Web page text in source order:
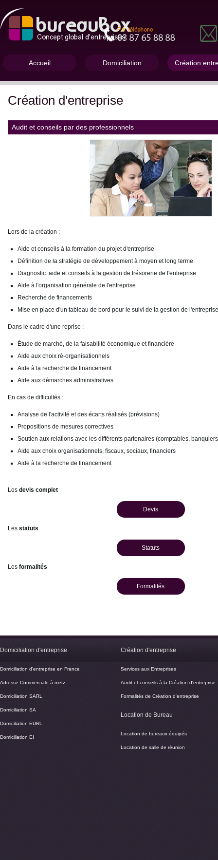
Accueil Domiciliation Création
Création d'entreprise
Audit et conseils par des professionnels
Lors de la création :
Aide et conseils à la formation du projet d'entreprise
Définition de la stratégie de développement à moyen et long terme
Diagnostic: aide et conseils à la gestion de trésorerie de l'entreprise
Aide à l'organisation générale de l'entreprise
Recherche de financements
Mise en place d'un tableau de bord pour le suivi de la gestion de l'entreprise
Dans le cadre d'une reprise :
Étude de marché, de la faisabilité économique et financière
Aide aux choix ré-organisationnels
Aide à la recherche de financement
Aide aux démarches administratives
En cas de difficultés :
Analyse de l'activité et des écarts réalisés (prévisions)
Propositions de mesures correctives
Soutien aux relations avec les différents partenaires (comptables,
Aide aux choix organisationnels, fiscaux, sociaux, financiers
Aide à la recherche de financement
Les devis complet
Devis
Les statuts
Statuts
Les formalités
Formalités
Domiciliation d'entreprise
Domiciliation d'entreprise en France
Adresse Commerciale à metz
Domiciliation SARL
Domiciliation SA
Domiciliation EURL
Domiciliation EI
Création d'entreprise
Services aux Entreprises
Audit et conseils à la Création d'entreprise
Formalités de Création d'entreprise
Location de Bureau
Location de bureaux équipés
Location de salle de réunion